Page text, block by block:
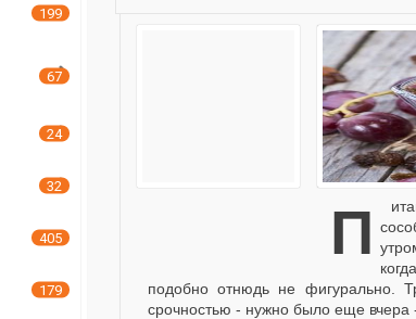
Питание в походе, особенно во время длительных переходов по местности мало
подобно отнюдь не фигурально.
срочностью - нужно было еще
199
67
24
32
405
179